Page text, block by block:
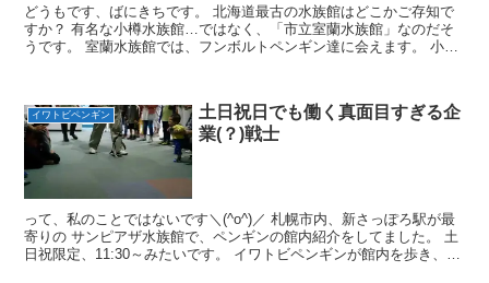
どうもです、ばにきちです。 北海道最古の水族館はどこかご存知で
すか？ 有名な小樽水族館…ではなく、「市立室蘭水族館」なのだそ
うです。 室蘭水族館では、フンボルトペンギン達に会えます。 小さ
イワトビペンギン
土日祝日でも働く真面目すぎる企
業(？)戦士
って、私のことではないです＼(^o^)／ 札幌市内、新さっぽろ駅が最
寄りの サンピアザ水族館で、ペンギンの館内紹介をしてました。 土
日祝限定、11:30～みたいです。 イワトビペンギンが館内を歩き、